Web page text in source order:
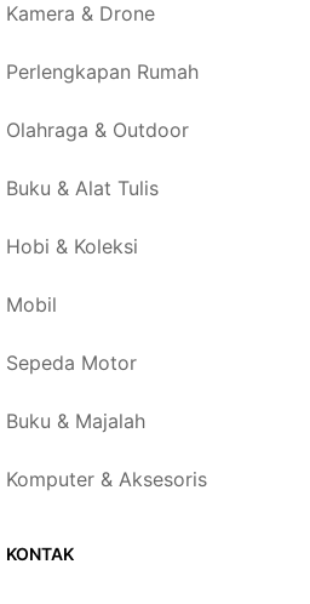
Kamera & Drone
Perlengkapan Rumah
Olahraga & Outdoor
Buku & Alat Tulis
Hobi & Koleksi
Mobil
Sepeda Motor
Buku & Majalah
Komputer & Aksesoris
KONTAK